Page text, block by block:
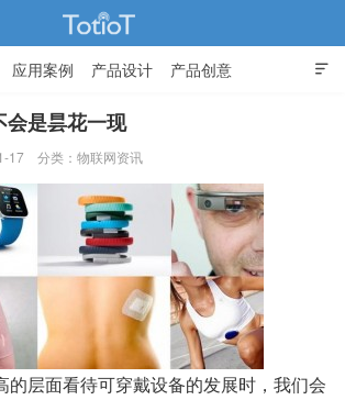
联网的那些事 - Totiot

应用案例 产品设计 产品创意
会是昙花一现
17 分类： 物联网资讯
的层面看待可穿戴设备的发展时，我们会